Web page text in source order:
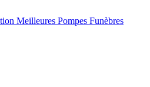
Meilleures Pompes Funèbres